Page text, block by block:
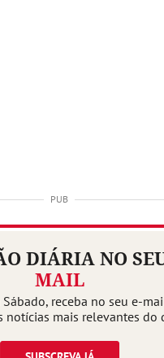
DIÁRIA NO
MAIL
Sábado, receba no seu e-
notícias mais relevantes do